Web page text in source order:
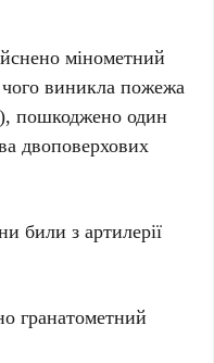
мінометний
чого виникла пожежа
пошкоджено один
двоповерхових
били з артилерії
гранатометний